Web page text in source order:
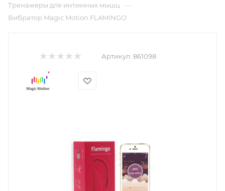
Тренажеры для интимных мышц —
Вибратор Magic Motion FLAMINGO
Артикул: 861098